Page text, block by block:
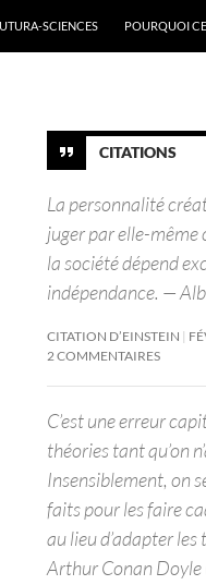
SCIENCES POURQUOI
CITATIONS
La personnalité
juger par elle-même
la société dépend
indépendance. —
CITATION D’EINSTEIN
2 COMMENTAIRES
C’est une erreur
théories tant qu’on
Insensiblement, on
faits pour les faire
au lieu d’adapter
Arthur Conan Doyle